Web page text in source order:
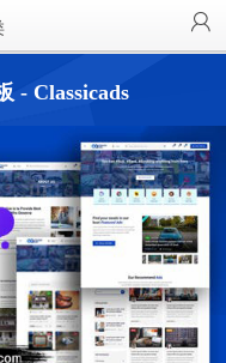
- Classicads